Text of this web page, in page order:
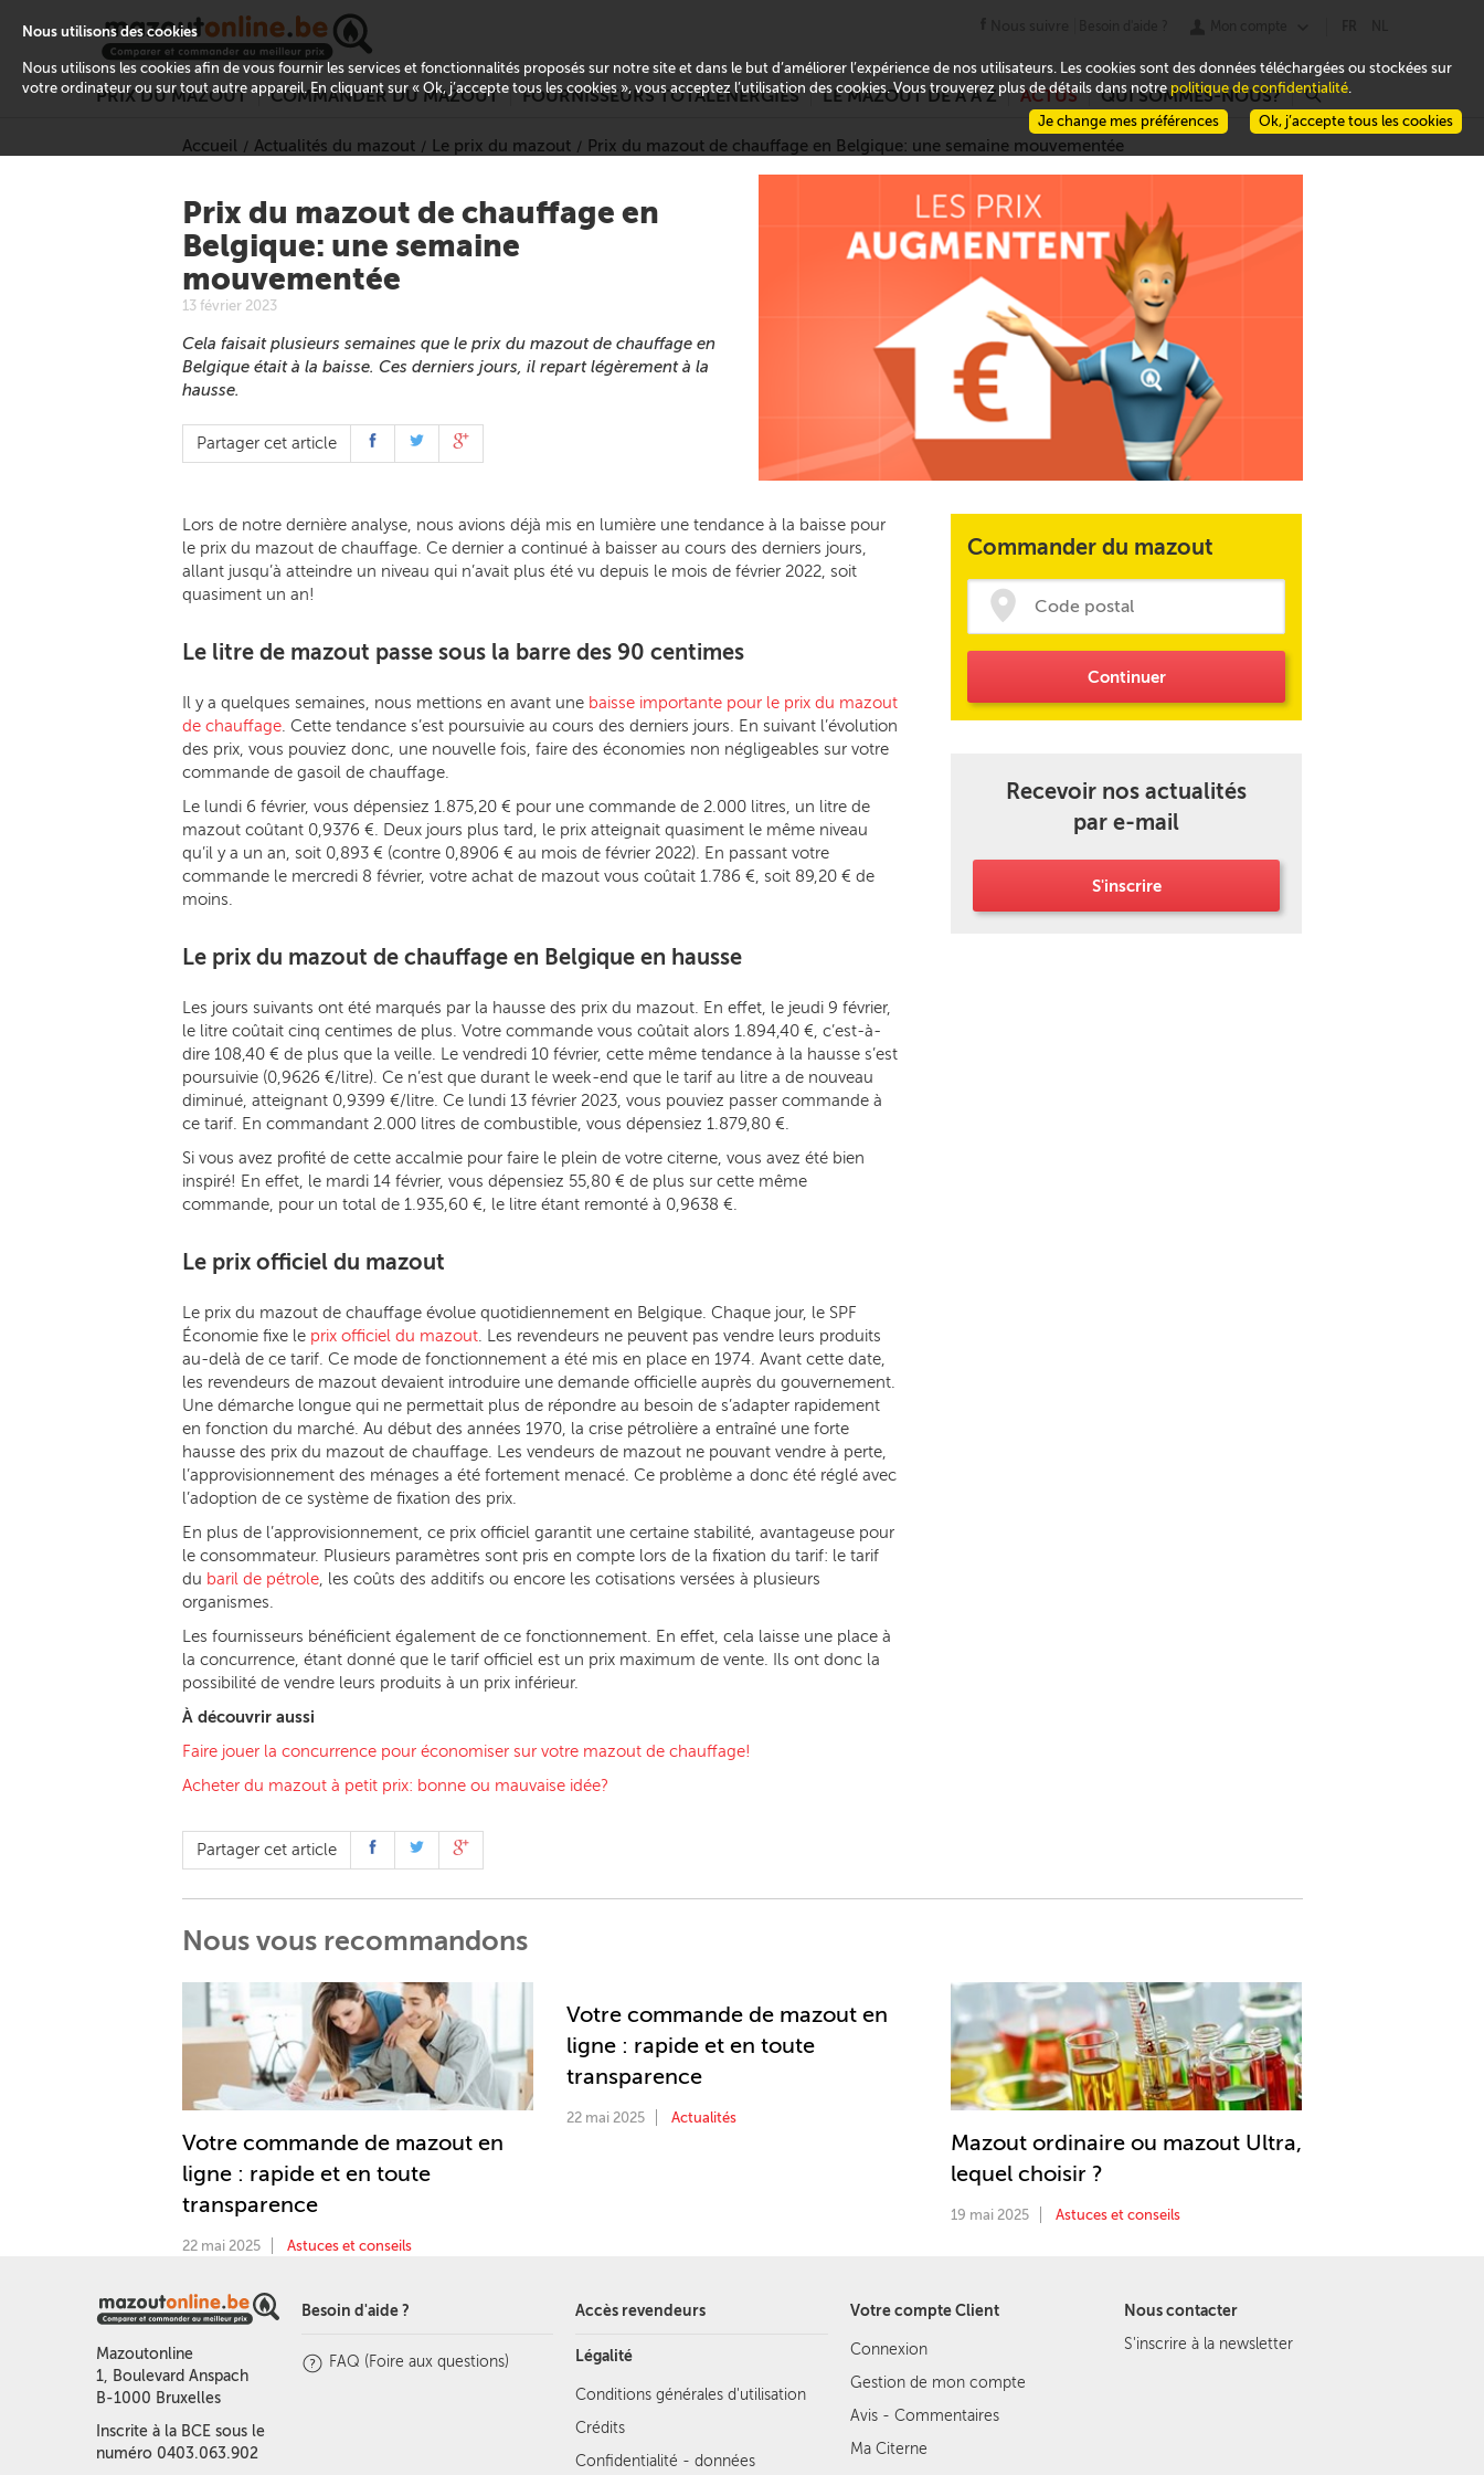
PRIX DU MAZOUT COMMANDER DU MAZOUT FOURNISSEURS TOTALENERGIES LE MAZOUT DE A À Z ACTUS QUI SOMMES-NOUS? r
Accueil Actualités du mazout Le prix du mazout Prix du mazout de chauffage en Belgique: une semaine mouvementée
Prix du mazout de chauffage en
Belgique: une semaine
mouvementée
13 février 2023
Cela faisait plusieurs semaines que le prix du mazout de chauffage en
Belgique était à la baisse. Ces derniers jours, il repart légèrement à la
hausse.
Partager cet article
Lors de notre dernière analyse, nous avions déjà mis en lumière une tendance à la baisse pour
le prix du mazout de chauffage. Ce dernier a continué à baisser au cours des derniers jours,
allant jusqu’à atteindre un niveau qui n’avait plus été vu depuis le mois de février 2022, soit
quasiment un an!
Le litre de mazout passe sous la barre des 90 centimes
Il y a quelques semaines, nous mettions en avant une baisse importante pour le prix du mazout
de chauffage. Cette tendance s’est poursuivie au cours des derniers jours. En suivant l’évolution
des prix, vous pouviez donc, une nouvelle fois, faire des économies non négligeables sur votre
commande de gasoil de chauffage.
Le lundi 6 février, vous dépensiez 1.875,20 € pour une commande de 2.000 litres, un litre de
mazout coûtant 0,9376 €. Deux jours plus tard, le prix atteignait quasiment le même niveau
qu’il y a un an, soit 0,893 € (contre 0,8906 € au mois de février 2022). En passant votre
commande le mercredi 8 février, votre achat de mazout vous coûtait 1.786 €, soit 89,20 € de
moins.
Le prix du mazout de chauffage en Belgique en hausse
Les jours suivants ont été marqués par la hausse des prix du mazout. En effet, le jeudi 9 février,
le litre coûtait cinq centimes de plus. Votre commande vous coûtait alors 1.894,40 €, c’est-à-
dire 108,40 € de plus que la veille. Le vendredi 10 février, cette même tendance à la hausse s’est
poursuivie (0,9626 €/litre). Ce n’est que durant le week-end que le tarif au litre a de nouveau
diminué, atteignant 0,9399 €/litre. Ce lundi 13 février 2023, vous pouviez passer commande à
ce tarif. En commandant 2.000 litres de combustible, vous dépensiez 1.879,80 €.
Si vous avez profité de cette accalmie pour faire le plein de votre citerne, vous avez été bien
inspiré! En effet, le mardi 14 février, vous dépensiez 55,80 € de plus sur cette même
commande, pour un total de 1.935,60 €, le litre étant remonté à 0,9638 €.
Le prix officiel du mazout
Le prix du mazout de chauffage évolue quotidiennement en Belgique. Chaque jour, le SPF
Économie fixe le prix officiel du mazout. Les revendeurs ne peuvent pas vendre leurs produits
au-delà de ce tarif. Ce mode de fonctionnement a été mis en place en 1974. Avant cette date,
les revendeurs de mazout devaient introduire une demande officielle auprès du gouvernement.
Une démarche longue qui ne permettait plus de répondre au besoin de s’adapter rapidement
en fonction du marché. Au début des années 1970, la crise pétrolière a entraîné une forte
hausse des prix du mazout de chauffage. Les vendeurs de mazout ne pouvant vendre à perte,
l’approvisionnement des ménages a été fortement menacé. Ce problème a donc été réglé avec
l’adoption de ce système de fixation des prix.
En plus de l’approvisionnement, ce prix officiel garantit une certaine stabilité, avantageuse pour
le consommateur. Plusieurs paramètres sont pris en compte lors de la fixation du tarif: le tarif
du baril de pétrole, les coûts des additifs ou encore les cotisations versées à plusieurs
organismes.
Les fournisseurs bénéficient également de ce fonctionnement. En effet, cela laisse une place à
la concurrence, étant donné que le tarif officiel est un prix maximum de vente. Ils ont donc la
possibilité de vendre leurs produits à un prix inférieur.
À découvrir aussi
Faire jouer la concurrence pour économiser sur votre mazout de chauffage!
Acheter du mazout à petit prix: bonne ou mauvaise idée?
Partager cet article
Commander du mazout
Continuer
Recevoir nos actualités
par e-mail
S'inscrire
Nous vous recommandons
Votre commande de mazout en
ligne : rapide et en toute
transparence
22 mai 2025 Astuces et conseils
Votre commande de mazout en
ligne : rapide et en toute
transparence
22 mai 2025 Actualités
Mazout ordinaire ou mazout Ultra,
lequel choisir ?
19 mai 2025 Astuces et conseils
Mazoutonline
1, Boulevard Anspach
B-1000 Bruxelles
Inscrite à la BCE sous le
numéro 0403.063.902
Besoin d'aide ?
FAQ (Foire aux questions)
Accès revendeurs
Légalité
Conditions générales d'utilisation
Crédits
Confidentialité - données
Votre compte Client
Connexion
Gestion de mon compte
Avis - Commentaires
Ma Citerne
Nous contacter
S'inscrire à la newsletter
Nous utilisons des cookies
Nous utilisons les cookies afin de vous fournir les services et fonctionnalités proposés sur notre site et dans le but d’améliorer l’expérience de nos utilisateurs. Les cookies sont des données téléchargées ou stockées sur
votre ordinateur ou sur tout autre appareil. En cliquant sur « Ok, j’accepte tous les cookies », vous acceptez l’utilisation des cookies. Vous trouverez plus de détails dans notre politique de confidentialité.
Ok, j’accepte tous les cookies
Je change mes préférences